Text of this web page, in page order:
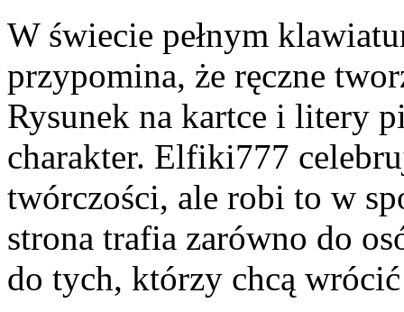
W świecie pełnym
przypomina, że ręczne
Rysunek na kartce i litery
charakter. Elfiki777
twórczości, ale robi to w
strona trafia zarówno do
do tych, którzy chcą